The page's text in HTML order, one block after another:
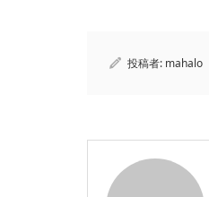
投稿者: mahalo